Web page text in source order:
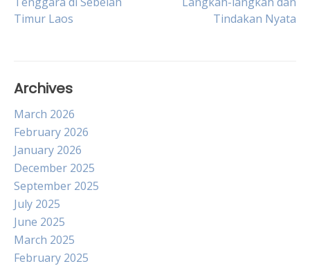
navigation
Timur Laos
Tindakan Nyata
Archives
March 2026
February 2026
January 2026
December 2025
September 2025
July 2025
June 2025
March 2025
February 2025